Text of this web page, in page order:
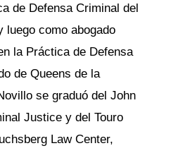
de Defensa Criminal del
luego como abogado
la Práctica de Defensa
de Queens de la
se graduó del John
Justice y del Touro
Law Center,